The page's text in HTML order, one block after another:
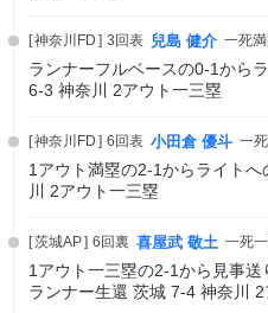
神奈川FD 3回表 兒島 健介 一死
ランナーフルベースの0-1から
6-3 神奈川 2アウト一三塁
神奈川FD 6回表 小田倉 優斗 一
1アウト満塁の2-1からライト
川 2アウト一三塁
茨城AP 6回裏 喜屋武 敬土 一死
1アウト一三塁の2-1から見事
ランナー生還 茨城 7-4 神奈川